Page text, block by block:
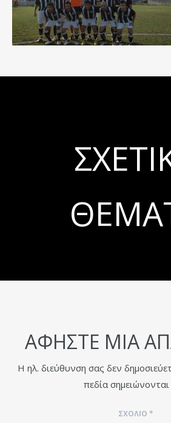
ΑΦΉΣΤΕ ΜΙΑ
Η ηλ. διεύθυνση σας δεν
πεδία σημειώνονται
ΣΧΌΛΙΟ *